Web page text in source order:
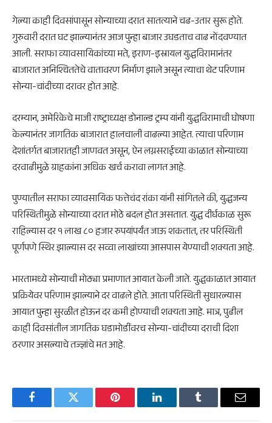
गेल्या काही दिवसांपासून सोन्याच्या दरात सातत्याने चढ-उतार सुरू होते.
गुरुवारी दरात घट झाल्यानंतर आज पुन्हा बाजार उघडताच वाढ नोंदवण्यात
आली. सराफा व्यावसायिकांच्या मते, इराण-इस्रायल युद्धविरामानंतर
बाजारात अनिश्चिततेचे वातावरण निर्माण झाले असून त्याचा थेट परिणाम
सोन्या-चांदीच्या दरावर होत आहे.
दरम्यान, अमेरिकेचे माजी राष्ट्राध्यक्ष डोनाल्ड ट्रम्प यांनी युद्धविरामाची घोषणा
केल्यानंतर जागतिक बाजारात हालचाली वाढल्या आहेत. त्याचा परिणाम
देशांतर्गत बाजारातही जाणवत असून, ऐन लग्नसराईच्या काळात सोन्याच्या
दरवाढीमुळे ग्राहकांना अधिक खर्च करावा लागत आहे.
पुण्यातील सराफा व्यावसायिक फत्तेचंद रांका यांनी सांगितले की, युद्धजन्य
परिस्थितीमुळे सोन्याच्या दरात मोठे बदल होत असतात. युद्ध दीर्घकाळ सुरू
राहिल्यास दर १ लाख ८० हजार रुपयांपर्यंत जाऊ शकतात, तर परिस्थिती
पूर्णपणे स्थिर झाल्यास दर सव्वा लाखांच्या आसपास येण्याची शक्यता आहे.
भारतामध्ये सोन्याची मोठ्या प्रमाणात आयात केली जाते. युद्धकाळात आयात
प्रक्रियेवर परिणाम झाल्याने दर वाढले होते. आता परिस्थिती सुधारल्यास
आयात पुन्हा सुरळीत होऊन दर कमी होण्याची शक्यता आहे. मात्र, पुढील
काही दिवसांतील जागतिक घडामोडींवरच सोन्या-चांदीच्या दराची दिशा
ठरणार असल्याचे तज्ज्ञांचे मत आहे.
FacebookTwitter Pinterest LinkedInTumblr Email